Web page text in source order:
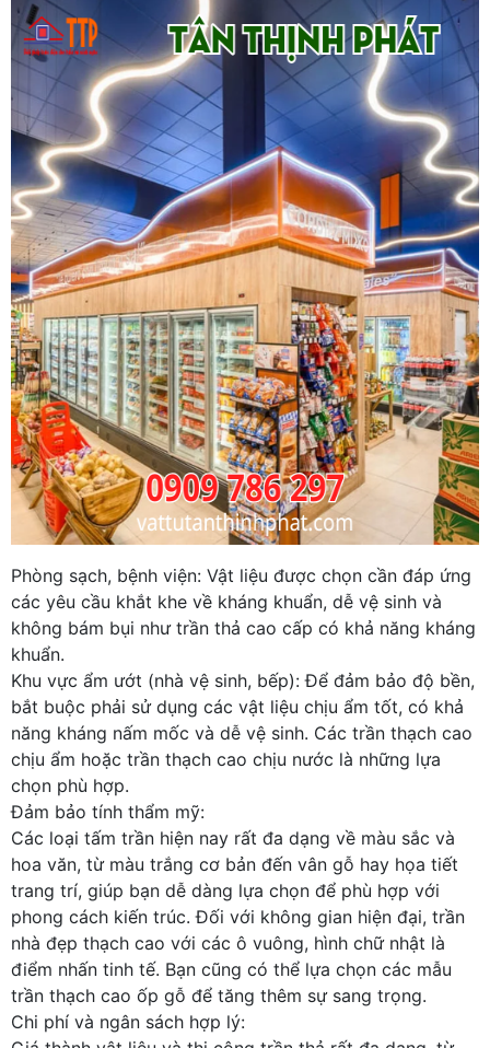
Phòng sạch, bệnh viện: Vật liệu được chọn cần đáp ứng
các yêu cầu khắt khe về kháng khuẩn, dễ vệ sinh và
không bám bụi như trần thả cao cấp có khả năng kháng
khuẩn.
Khu vực ẩm ướt (nhà vệ sinh, bếp): Để đảm bảo độ bền,
bắt buộc phải sử dụng các vật liệu chịu ẩm tốt, có khả
năng kháng nấm mốc và dễ vệ sinh. Các trần thạch cao
chịu ẩm hoặc trần thạch cao chịu nước là những lựa
chọn phù hợp.
Đảm bảo tính thẩm mỹ:
Các loại tấm trần hiện nay rất đa dạng về màu sắc và
hoa văn, từ màu trắng cơ bản đến vân gỗ hay họa tiết
trang trí, giúp bạn dễ dàng lựa chọn để phù hợp với
phong cách kiến trúc. Đối với không gian hiện đại, trần
nhà đẹp thạch cao với các ô vuông, hình chữ nhật là
điểm nhấn tinh tế. Bạn cũng có thể lựa chọn các mẫu
trần thạch cao ốp gỗ để tăng thêm sự sang trọng.
Chi phí và ngân sách hợp lý: